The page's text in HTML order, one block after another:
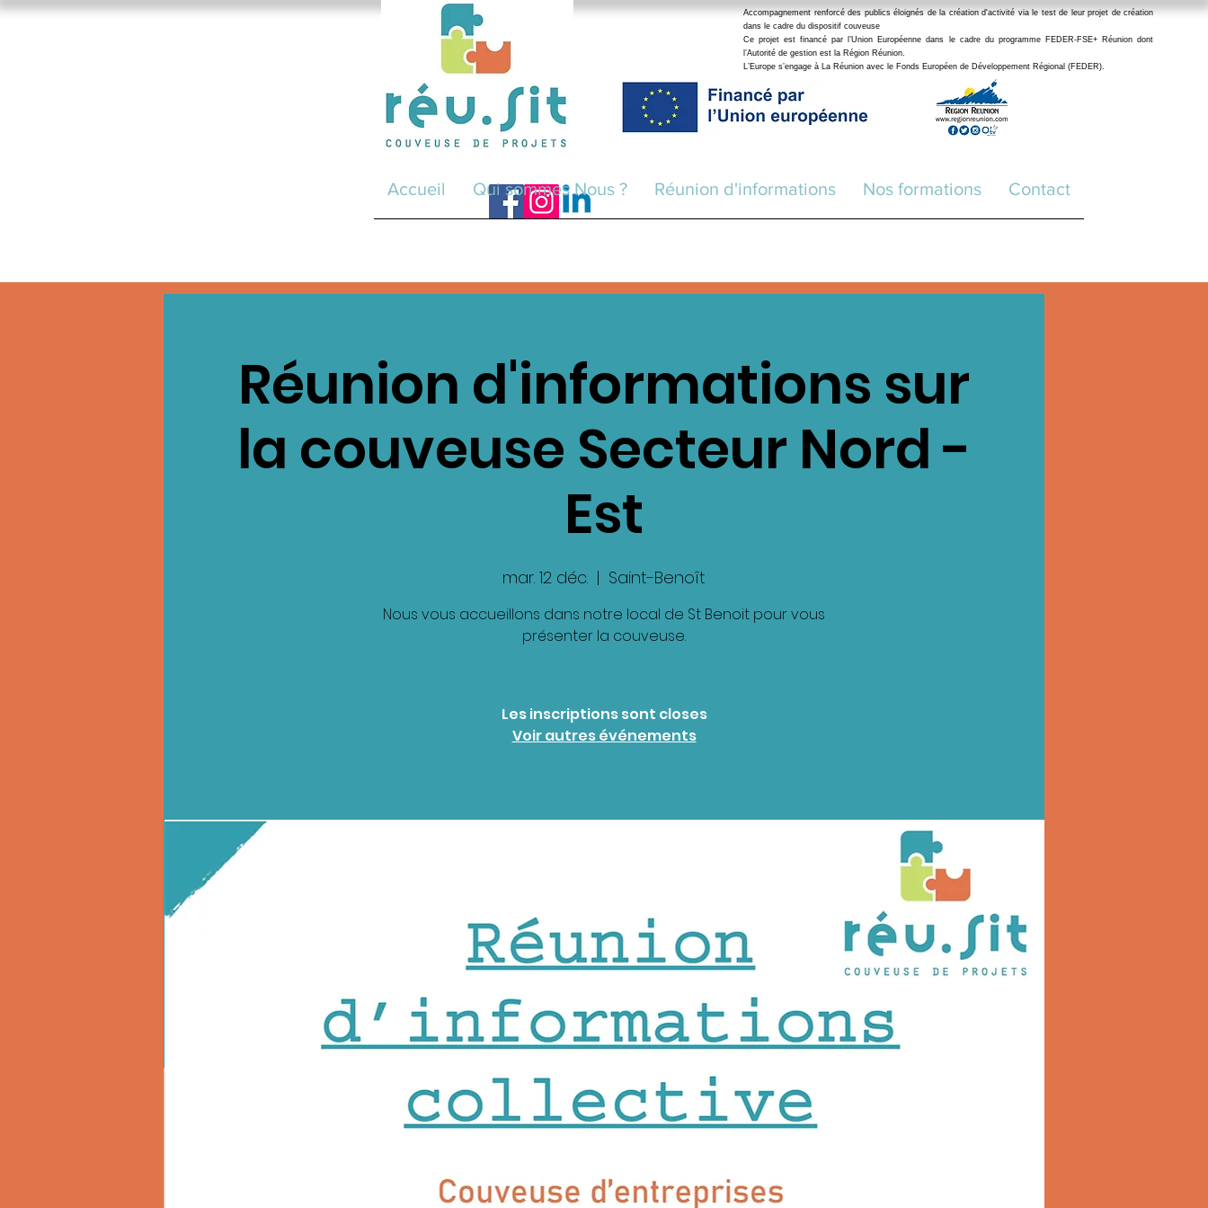
Accueil Qui sommes Nous ? Réunion d'informations Nos formations Contact
Accompagnement renforcé des publics éloignés de la création d'activité via le test de leur projet de création
dans le cadre du dispositif couveuse
Ce projet est financé par l’Union Européenne dans le cadre du programme FEDER-FSE+ Réunion dont
l’Autorité de gestion est la Région Réunion.
L’Europe s’engage à La Réunion avec le Fonds Européen de Développement Régional (FEDER).
Réunion d'informations sur
la couveuse Secteur Nord -
Est
mar. 12 déc.
  |
Saint-Benoît
Nous vous accueillons dans notre local de St Benoit pour vous
présenter la couveuse.
Les inscriptions sont closes
Voir autres événements